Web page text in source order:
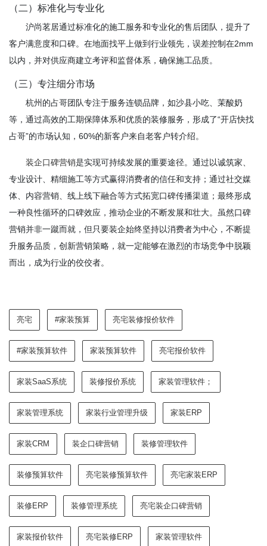
（二）标准化与专业化
沪尚茗居通过标准化的施工服务和专业化的售后团队，提升了
客户满意度和口碑。在地面找平上做到行业领先，误差控制在2mm
以内，并对供应商建立考评和监督体系，确保施工品质。
（三）专注细分市场
杭州的占哥团队专注于服务连锁品牌，如沙县小吃、茉酸奶
等，通过高效的工期保障体系和优质的装修服务，形成了“开店快找
占哥”的市场认知，60%的新客户来自老客户转介绍。
装企口碑营销是实现可持续发展的重要途径。通过以诚筑家、
专业设计、精细施工等方式赢得消费者的信任和支持；通过社交媒
体、内容营销、线上线下融合等方式拓宽口碑传播渠道；最终形成
一种良性循环的口碑效应，推动企业的不断发展和壮大。虽然口碑
营销并非一蹴而就，但只要装企始终坚持以消费者为中心，不断提
升服务品质，创新营销策略，就一定能够在激烈的市场竞争中脱颖
而出，成为行业的佼佼者。
亮宅 #家装预算 亮宅装修报价软件
#家装预算软件 家装预算软件 亮宅报价软件
家装SaaS系统 装修报价系统 家装管理软件；
家装管理系统 家装行业管理升级 家装ERP
家装CRM 装企口碑营销 装修管理软件
装修预算软件 亮宅装修预算软件 亮宅家装ERP
装修ERP 装修管理系统 亮宅装企口碑营销
家装报价软件 亮宅装修ERP 家装管理软件